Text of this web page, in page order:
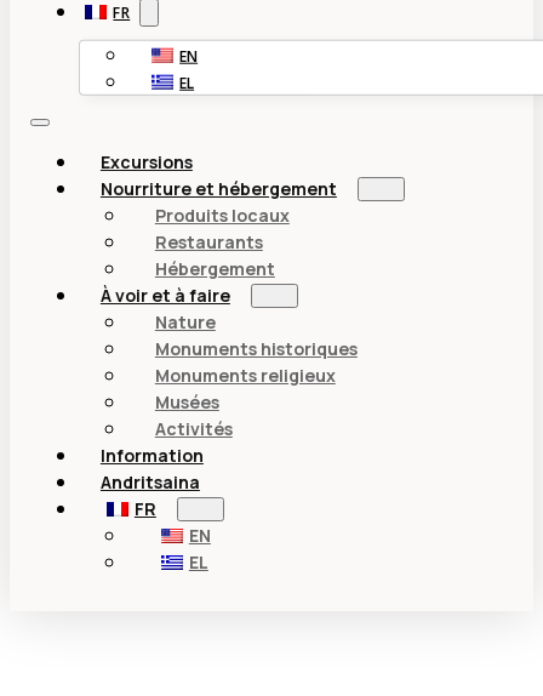
FR
EN
EL
Excursions
Nourriture et hébergement
Produits locaux
Restaurants
Hébergement
À voir et à faire
Nature
Monuments historiques
Monuments religieux
Musées
Activités
Information
Andritsaina
FR
EN
EL